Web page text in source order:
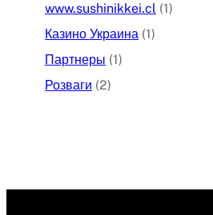
www.sushinikkei.cl (1)
Казино Украина (1)
Партнеры (1)
Розваги (2)